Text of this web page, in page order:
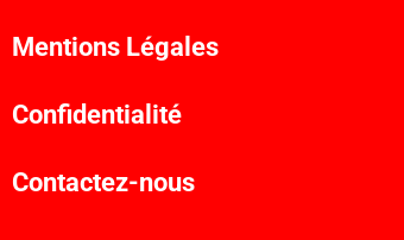
Mentions Légales
Confidentialité
Contactez-nous